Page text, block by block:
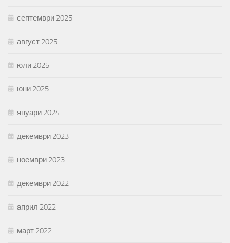
септември 2025
август 2025
юли 2025
юни 2025
януари 2024
декември 2023
ноември 2023
декември 2022
април 2022
март 2022